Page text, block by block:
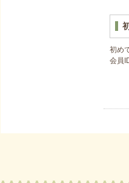
初め
会員